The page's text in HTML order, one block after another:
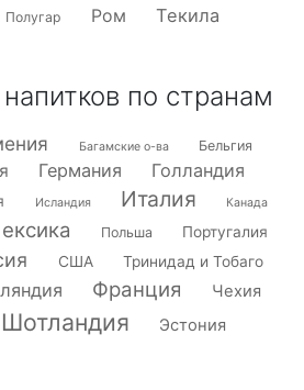
Полугар Ром Текила
по странам
Багамские о-ва Бельгия
Германия Голландия
Исландия Италия Канада
Польша Португалия
США Тринидад и Тобаго
Франция Чехия
Шотландия Эстония